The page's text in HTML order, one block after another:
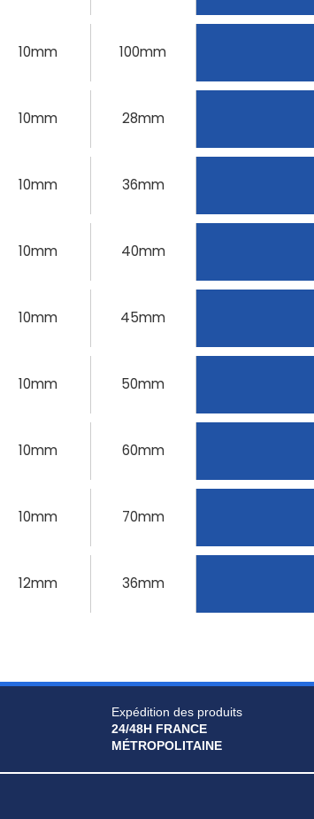
10mm 100mm
10mm 28mm
10mm 36mm
10mm 40mm
10mm 45mm
10mm 50mm
10mm 60mm
10mm 70mm
12mm 36mm
Expédition des produits
24/48H FRANCE
MÉTROPOLITAINE